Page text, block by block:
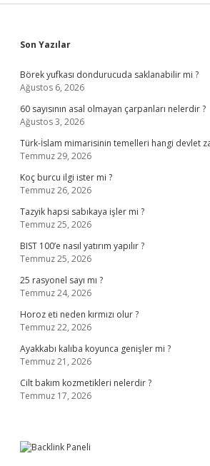
Sidebar
Son Yazılar
Börek yufkası dondurucuda saklanabilir mi ?
Ağustos 6, 2026
60 sayısının asal olmayan çarpanları nelerdir ?
Ağustos 3, 2026
Türk-İslam mimarisinin temelleri hangi devlet
Temmuz 29, 2026
Koç burcu ilgi ister mi ?
Temmuz 26, 2026
Tazyik hapsi sabıkaya işler mi ?
Temmuz 25, 2026
BIST 100’e nasıl yatırım yapılır ?
Temmuz 25, 2026
25 rasyonel sayı mı ?
Temmuz 24, 2026
Horoz eti neden kırmızı olur ?
Temmuz 22, 2026
Ayakkabı kalıba koyunca genişler mi ?
Temmuz 21, 2026
Cilt bakım kozmetikleri nelerdir ?
Temmuz 17, 2026